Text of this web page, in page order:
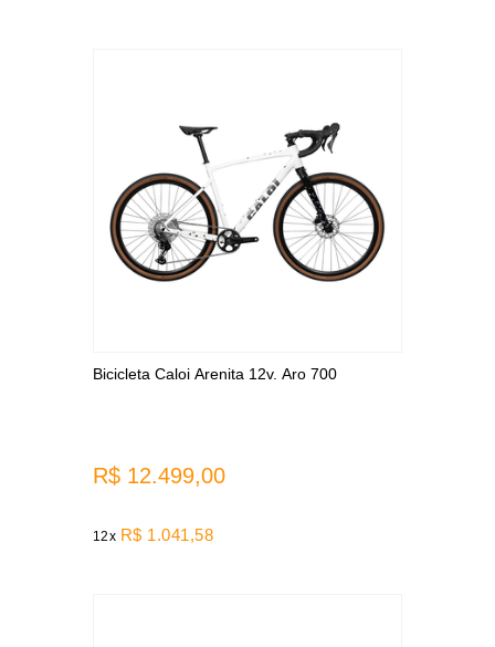
Bicicleta Caloi Arenita 12v. Aro 700
R$ 12.499,00
12x R$ 1.041,58